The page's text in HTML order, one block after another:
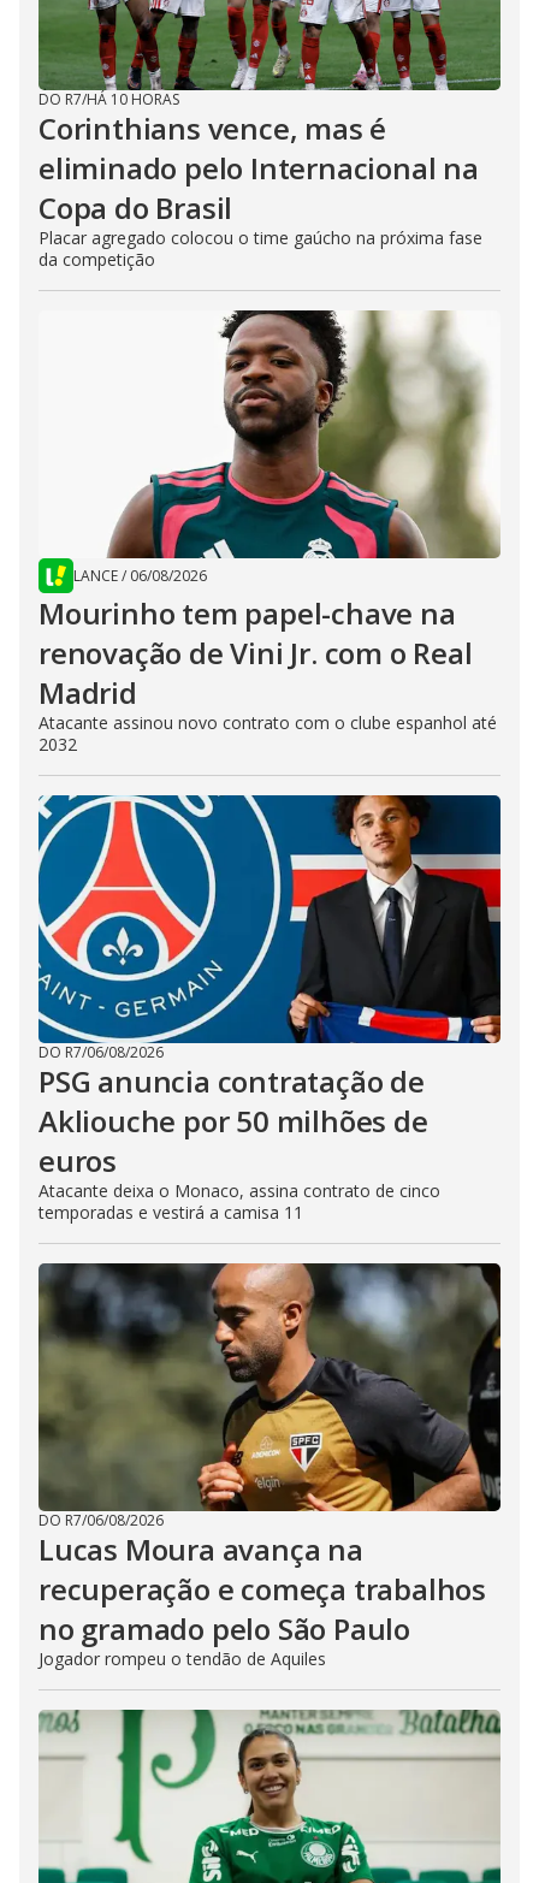
DO R7/HÁ 10 HORAS
Corinthians vence, mas é
eliminado pelo Internacional na
Copa do Brasil
Placar agregado colocou o time gaúcho na próxima fase
da competição
LANCE/ 06/08/2026
Mourinho tem papel-chave na
renovação de Vini Jr. com o Real
Madrid
Atacante assinou novo contrato com o clube espanhol até
2032
DO R7/06/08/2026
PSG anuncia contratação de
Akliouche por 50 milhões de
euros
Atacante deixa o Monaco, assina contrato de cinco
temporadas e vestirá a camisa 11
DO R7/06/08/2026
Lucas Moura avança na
recuperação e começa trabalhos
no gramado pelo São Paulo
Jogador rompeu o tendão de Aquiles